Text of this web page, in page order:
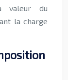
valeur du
la charge